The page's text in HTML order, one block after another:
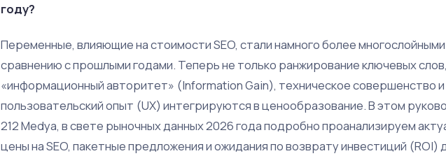
году?
Переменные, влияющие на стоимости SEO, стали намного более
сравнению с прошлыми годами. Теперь не только ранжирование ключевых
«информационный авторитет» (Information Gain), техническое совершенство и
пользовательский опыт (UX) интегрируются в ценообразование. В этом
212 Medya, в свете рыночных данных 2026 года подробно проанализируем
цены на SEO, пакетные предложения и ожидания по возврату инвестиций (ROI)